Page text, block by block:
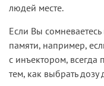
людей месте.
Если Вы
памяти, например,
с инъектором, всегда
тем, как выбрать